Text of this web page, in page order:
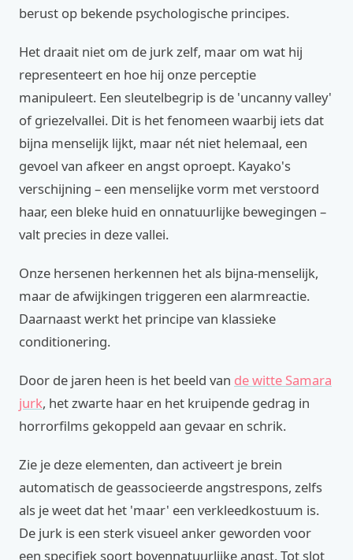
berust op bekende psychologische principes.
Het draait niet om de jurk zelf, maar om wat hij
representeert en hoe hij onze perceptie
manipuleert. Een sleutelbegrip is de 'uncanny valley'
of griezelvallei. Dit is het fenomeen waarbij iets dat
bijna menselijk lijkt, maar nét niet helemaal, een
gevoel van afkeer en angst oproept. Kayako's
verschijning – een menselijke vorm met verstoord
haar, een bleke huid en onnatuurlijke bewegingen –
valt precies in deze vallei.
Onze hersenen herkennen het als bijna-menselijk,
maar de afwijkingen triggeren een alarmreactie.
Daarnaast werkt het principe van klassieke
conditionering.
Door de jaren heen is het beeld van de witte Samara
jurk, het zwarte haar en het kruipende gedrag in
horrorfilms gekoppeld aan gevaar en schrik.
Zie je deze elementen, dan activeert je brein
automatisch de geassocieerde angstrespons, zelfs
als je weet dat het 'maar' een verkleedkostuum is.
De jurk is een sterk visueel anker geworden voor
een specifiek soort bovennatuurlijke angst. Tot slot